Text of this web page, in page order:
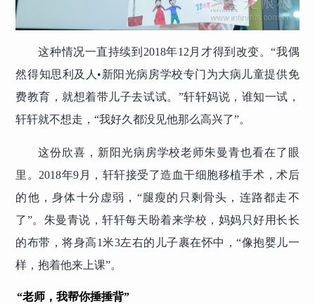
这种情况一直持续到2018年12月才得到改变。“我偶
然得知思利及人•新阳光病房学校专门为大病儿童提供免
费教育，就想着带儿子去试试。”轩轩妈说，谁知一试，
轩轩就不想走，“我好久都没见他那么高兴了”。
这份欣喜，新阳光病房学校老师朱曼青也看在了眼
里。2018年9月，轩轩接受了造血干细胞移植手术，术后
的他，身体十分虚弱，“腿瘦的只剩骨头，连路都走不
了”。朱曼青说，轩轩每天盼着来学校，妈妈只好用长长
的布带，将身高1米3左右的儿子裹在怀中，“像抱婴儿一
样，抱着他来上课”。
“老师，我帮你捶捶背”